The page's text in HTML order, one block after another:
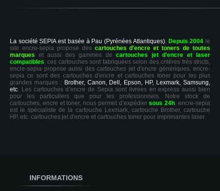
La société SEPIA est basée à Pau (Pyrénées Atlantiques). Depuis 2004 le
site encre-sepia propose des cartouches d'encre et toners de toutes
marques et aussi des gammes de cartouches jet d'encre et laser
compatibles, ces cartouches sont fabriquées selon des critères très stricts,
encre-sepia propose aussi des cartouches jet d'encre génériques. encre-
sepia ce sont des cartouches d'encre et cartouches toner pour les plus
grandes marques : Brother, Canon, Dell, Epson, HP, Lexmark, Samsung,
etc. Les cartouches d’encre de Sepia sont livrées en express aussi bien
pour les particuliers que pour les professionnels. Notre stock de
cartouches, encre et toner, nous permet d’expédiersous 24h. encre-sepia
est le spécialiste de la cartouche Lexmark, cartouche Brother, cartouche
HP, etc. cartouches jet d'encre et cartouches toner pour imprimantes laser.
INFORMATIONS